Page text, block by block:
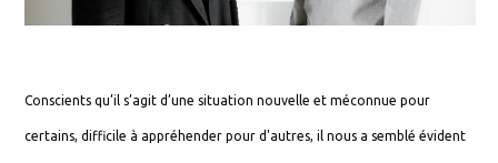
Conscients qu’il s’agit d’une situation nouvelle et méconnue pour
certains, difficile à appréhender pour d'autres, il nous a semblé évident